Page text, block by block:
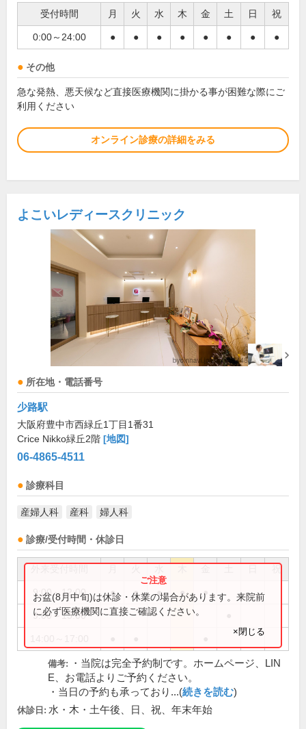
受付時間 月 火 水 木 金 土 日 祝
0:00～24:00 ● ● ● ● ● ● ● ●
その他
急な発熱、悪天候など直接医療機関に掛かる事が困難な際にご
利用ください
オンライン診療の詳細をみる
よこいレディースクリニック
所在地・電話番号
少路駅
大阪府豊中市西緑丘1丁目1番31
Crice Nikko緑丘2階 [地図]
06-4865-4511
診療科目
産婦人科 産科 婦人科
診療/受付時間・休診日
祝
9:00～12:00 ● ● ● ● ●
9:00～13:00
お盆(8月中旬)は休診・休業の場合があります。来院前
に必ず医療機関に直接ご確認ください。
×閉じる
備考:
・当院は完全予約制です。ホームページ、LIN
E、お電話よりご予約ください。
・当日の予約も承っており...(続きを読む)
休診日: 水・木・土午後、日、祝、年末年始